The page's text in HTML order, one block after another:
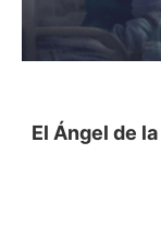
El Ángel de